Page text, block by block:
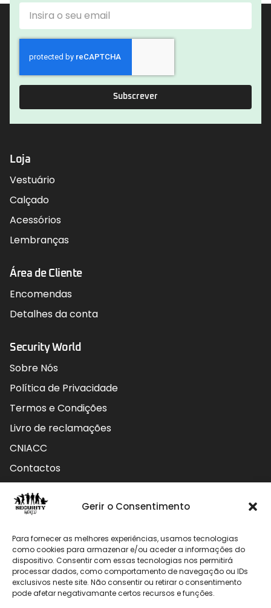
Gerir o Consentimento
Para fornecer as melhores experiências, usamos tecnologias
como cookies para armazenar e/ou aceder a informações do
dispositivo. Consentir com essas tecnologias nos permitirá
processar dados, como comportamento de navegação ou IDs
exclusivos neste site. Não consentir ou retirar o consentimento
pode afetar negativamante certos recursos e funções.
Subscrever
Loja
Vestuário
Calçado
Acessórios
Lembranças
Área de Cliente
Encomendas
Detalhes da conta
Security World
Sobre Nós
Política de Privacidade
Termos e Condições
Livro de reclamações
CNIACC
Contactos
Contactos
912 009 740 (Chamada para rede móvel nacional)
geral@securityworld.pt